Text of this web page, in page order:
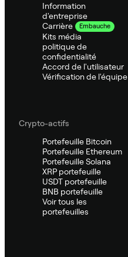
Information
d'entreprise
Carrière
Embauche
Kits média
politique de
confidentialité
Accord de l'utilisateur
Vérification de l'équipe
Crypto-actifs
Portefeuille Bitcoin
Portefeuille Ethereum
Portefeuille Solana
XRP portefeuille
USDT portefeuille
BNB portefeuille
Voir tous les
portefeuilles